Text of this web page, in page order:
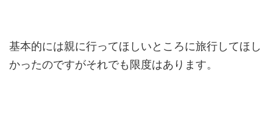
基本的には親に行ってほしいところに旅行してほし
かったのですがそれでも限度はあります。